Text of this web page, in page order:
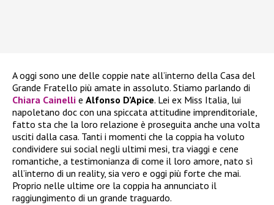
A oggi sono une delle coppie nate all’interno della Casa del
Grande Fratello più amate in assoluto. Stiamo parlando di
Chiara Cainelli e Alfonso D’Apice. Lei ex Miss Italia, lui
napoletano doc con una spiccata attitudine imprenditoriale,
fatto sta che la loro relazione è proseguita anche una volta
usciti dalla casa. Tanti i momenti che la coppia ha voluto
condividere sui social negli ultimi mesi, tra viaggi e cene
romantiche, a testimonianza di come il loro amore, nato sì
all’interno di un reality, sia vero e oggi più forte che mai.
Proprio nelle ultime ore la coppia ha annunciato il
raggiungimento di un grande traguardo.